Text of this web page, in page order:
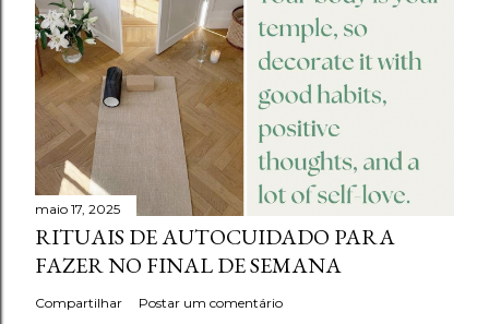
maio 17, 2025
RITUAIS DE AUTOCUIDADO PARA
FAZER NO FINAL DE SEMANA
Compartilhar Postar um comentário